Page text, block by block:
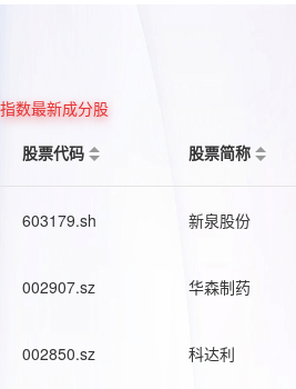
指数最新成分股
股票代码
股票简称
603179.sh 新泉股份
002907.sz 华森制药
002850.sz 科达利